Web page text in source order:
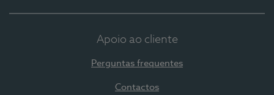
Apoio ao cliente
Perguntas frequentes
Contactos